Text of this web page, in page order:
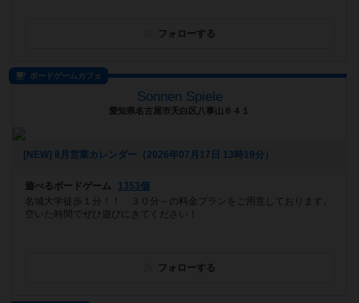
フォローする
ボードゲームカフェ
Sonnen Spiele
愛知県名古屋市天白区八事山６４１
[NEW] 8月営業カレンダー（2026年07月17日 13時19分）
遊べるボードゲーム
1353個
名城大学徒歩１分！！ ３０分～の料金プランをご用意しております。
空いた時間でぜひ遊びにきてください！
フォローする